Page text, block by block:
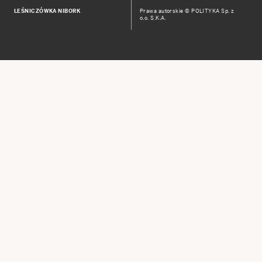
LEŚNICZÓWKA NIBORK
Prawa autorskie © POLITYKA Sp. z
o.o. S.K.A.